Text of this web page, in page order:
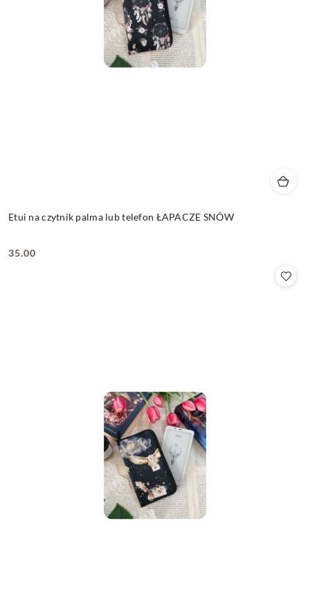
Etui na czytnik palma lub telefon ŁAPACZE SNÓW
Cena:
35.00